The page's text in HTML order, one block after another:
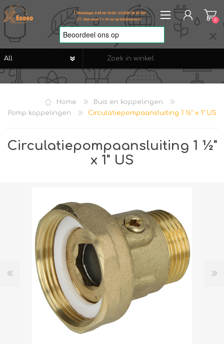
REGISTREREN
VERLANGLIJST
0
Home
Buis en koppelingen
Pomp koppelingen
Circulatiepompaansluiting 1 ½" x 1" US
Circulatiepompaansluiting 1 ½"
x 1" US